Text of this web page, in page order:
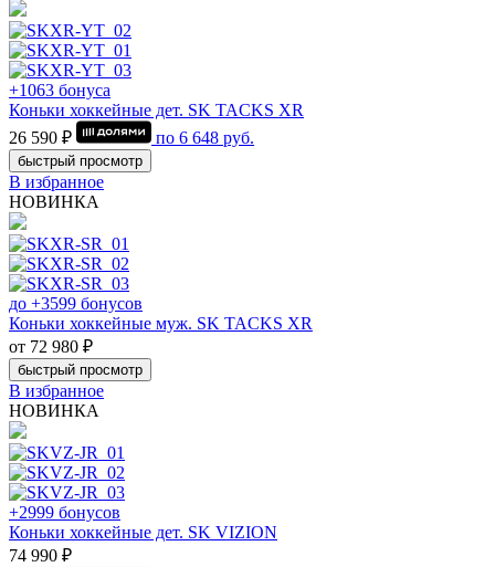
+1063 бонуса
Коньки хоккейные дет. SK TACKS XR
26 590 ₽
по 6 648 руб.
быстрый просмотр
В избранное
НОВИНКА
до +3599 бонусов
Коньки хоккейные муж. SK TACKS XR
от 72 980 ₽
быстрый просмотр
В избранное
НОВИНКА
+2999 бонусов
Коньки хоккейные дет. SK VIZION
74 990 ₽